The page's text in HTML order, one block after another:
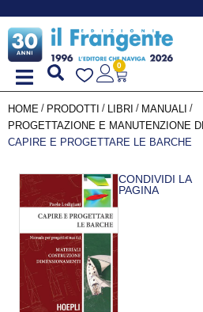
0
HOME / PRODOTTI / LIBRI / MANUALI
/
PROGETTAZIONE E MANUTENZIONE
CAPIRE E PROGETTARE LE BARCHE
CONDIVIDI LA
PAGINA